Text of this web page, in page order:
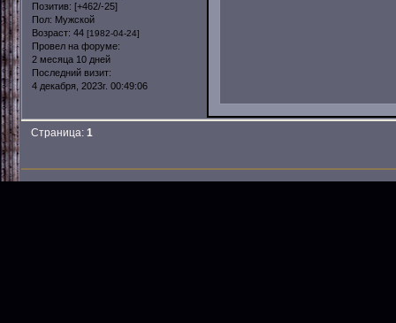
Позитив: [+462/-25]
Пол: Мужской
Возраст: 44 [1982-04-24]
Провел на форуме:
2 месяца 10 дней
Последний визит:
4 декабря, 2023г. 00:49:06
Страница:1